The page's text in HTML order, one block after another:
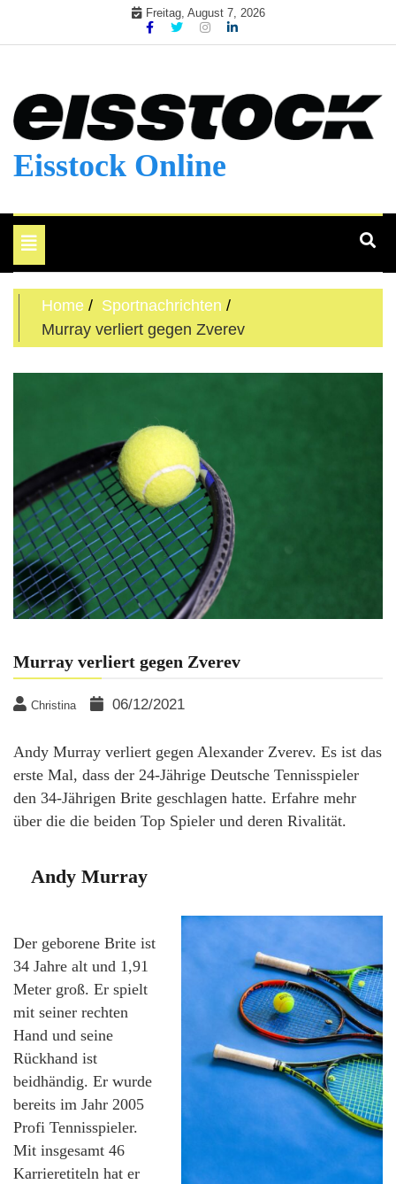
Freitag, August 7, 2026
Eisstock Online
Toggle
navigation
Home
Sportnachrichten
Murray verliert gegen Zverev
Murray verliert gegen Zverev
Christina 06/12/2021
Andy Murray verliert gegen Alexander Zverev. Es ist das
erste Mal, dass der 24-Jährige Deutsche Tennisspieler
den 34-Jährigen Brite geschlagen hatte. Erfahre mehr
über die die beiden Top Spieler und deren Rivalität.
Andy Murray
Der geborene Brite ist
34 Jahre alt und 1,91
Meter groß. Er spielt
mit seiner rechten
Hand und seine
Rückhand ist
beidhändig. Er wurde
bereits im Jahr 2005
Profi Tennisspieler.
Mit insgesamt 46
Karrieretiteln hat er